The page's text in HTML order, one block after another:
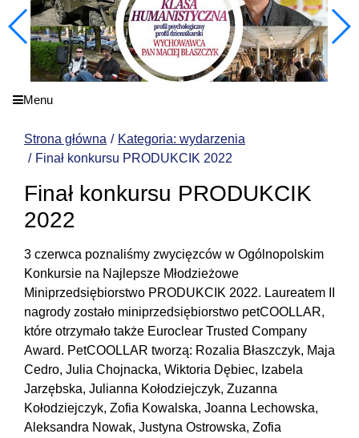
Menu
Strona główna
Kategoria: wydarzenia
Finał konkursu PRODUKCIK 2022
Finał konkursu PRODUKCIK
2022
3 czerwca poznaliśmy zwycięzców w Ogólnopolskim
Konkursie na Najlepsze Młodzieżowe
Miniprzedsiębiorstwo PRODUKCIK 2022. Laureatem II
nagrody zostało miniprzedsiębiorstwo petCOOLLAR,
które otrzymało także Euroclear Trusted Company
Award. PetCOOLLAR tworzą: Rozalia Błaszczyk, Maja
Cedro, Julia Chojnacka, Wiktoria Dębiec, Izabela
Jarzębska, Julianna Kołodziejczyk, Zuzanna
Kołodziejczyk, Zofia Kowalska, Joanna Lechowska,
Aleksandra Nowak, Justyna Ostrowska, Zofia